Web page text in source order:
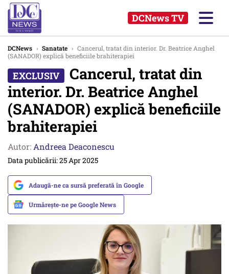
DCNews TV
DCNews › Sanatate › Cancerul, tratat din interior. Dr. Beatrice Anghel
(SANADOR) explică beneficiile brahiterapiei
Cancerul, tratat din
interior. Dr. Beatrice Anghel
(SANADOR) explică beneficiile
brahiterapiei
Autor: Andreea Deaconescu
Data publicării: 25 Apr 2025
Adaugă-ne ca sursă preferată în Google
Urmărește-ne pe Google News